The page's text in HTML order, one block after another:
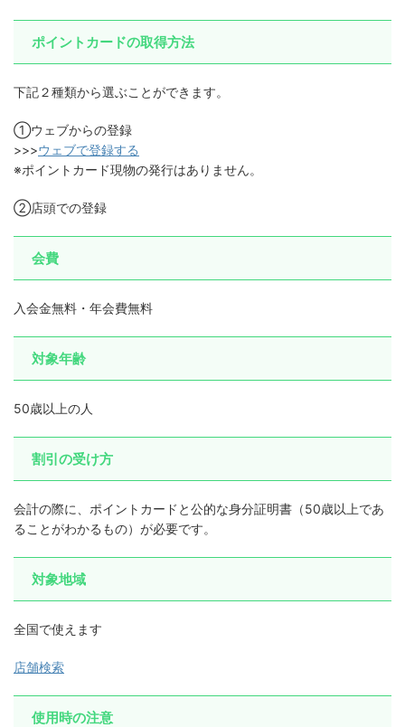
ポイントカードの取得方法
下記２種類から選ぶことができます。
①ウェブからの登録
>>>ウェブで登録する
※ポイントカード現物の発行はありません。
②店頭での登録
会費
入会金無料・年会費無料
対象年齢
50歳以上の人
割引の受け方
会計の際に、ポイントカードと公的な身分証明書（50歳以上であ
ることがわかるもの）が必要です。
対象地域
全国で使えます
店舗検索
使用時の注意